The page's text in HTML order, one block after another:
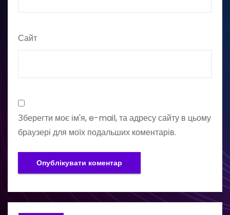
Сайт
Зберегти моє ім'я, e-mail, та адресу сайту в цьому
браузері для моїх подальших коментарів.